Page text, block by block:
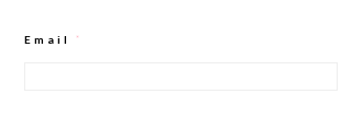
Email *